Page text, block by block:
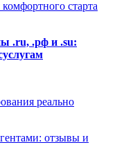
старта
.ru, .рф и .su:
реально
отзывы и